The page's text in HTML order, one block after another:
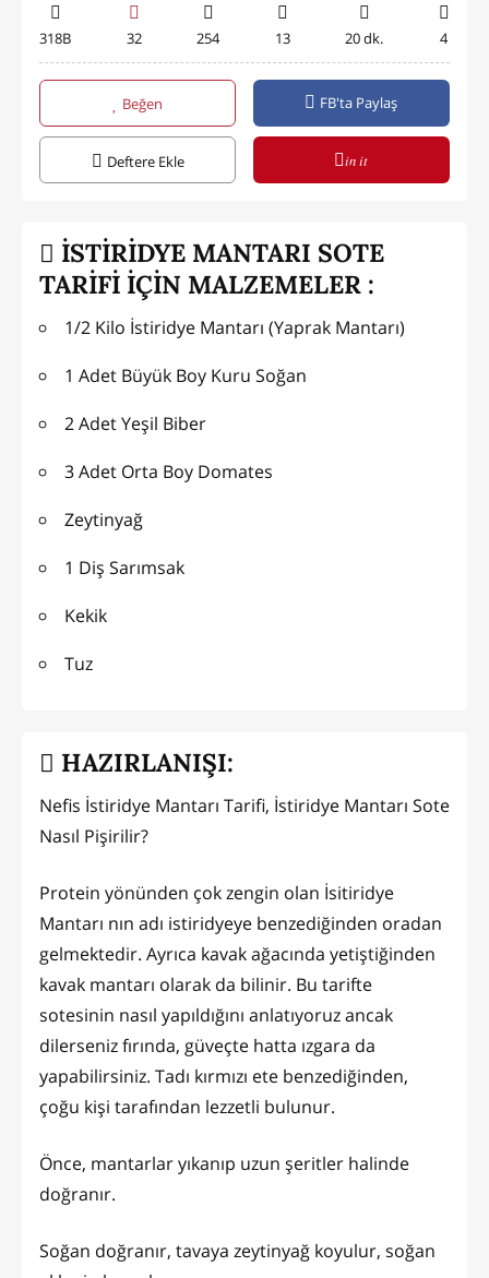
318B 32 254 13 20 dk. 4
Beğen FB'ta Paylaş
Deftere Ekle in it
İSTİRİDYE MANTARI SOTE
TARİFİ İÇİN MALZEMELER :
1/2 Kilo İstiridye Mantarı (Yaprak Mantarı)
1 Adet Büyük Boy Kuru Soğan
2 Adet Yeşil Biber
3 Adet Orta Boy Domates
Zeytinyağ
1 Diş Sarımsak
Kekik
Tuz
HAZIRLANIŞI:
Nefis İstiridye Mantarı Tarifi, İstiridye Mantarı Sote
Nasıl Pişirilir?
Protein yönünden çok zengin olan İsitiridye
Mantarı nın adı istiridyeye benzediğinden oradan
gelmektedir. Ayrıca kavak ağacında yetiştiğinden
kavak mantarı olarak da bilinir. Bu tarifte
sotesinin nasıl yapıldığını anlatıyoruz ancak
dilerseniz fırında, güveçte hatta ızgara da
yapabilirsiniz. Tadı kırmızı ete benzediğinden,
çoğu kişi tarafından lezzetli bulunur.
Önce, mantarlar yıkanıp uzun şeritler halinde
doğranır.
Soğan doğranır, tavaya zeytinyağ koyulur, soğan